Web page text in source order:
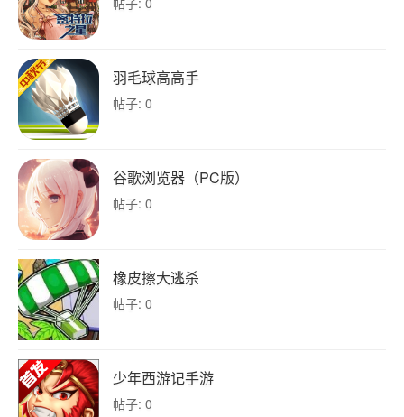
羽毛球高高手
帖子: 0
谷歌浏览器（PC版）
帖子: 0
橡皮擦大逃杀
帖子: 0
少年西游记手游
帖子: 0